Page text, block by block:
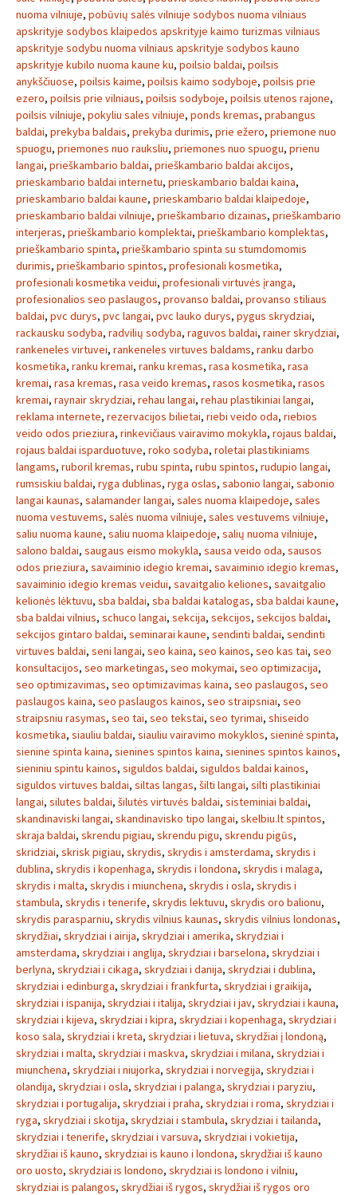
nuoma vilniuje, pobūvių salės vilniuje sodybos nuoma vilniaus
apskrityje sodybos klaipedos apskrityje kaimo turizmas vilniaus
apskrityje sodybu nuoma vilniaus apskrityje sodybos kauno
apskrityje kubilo nuoma kaune ku, poilsio baldai, poilsis
anykščiuose, poilsis kaime, poilsis kaimo sodyboje, poilsis prie
ezero, poilsis prie vilniaus, poilsis sodyboje, poilsis utenos rajone,
poilsis vilniuje, pokyliu sales vilniuje, ponds kremas, prabangus
baldai, prekyba baldais, prekyba durimis, prie ežero, priemone nuo
spuogu, priemones nuo rauksliu, priemones nuo spuogu, prienu
langai, prieškambario baldai, prieškambario baldai akcijos,
prieskambario baldai internetu, prieskambario baldai kaina,
prieskambario baldai kaune, prieskambario baldai klaipedoje,
prieskambario baldai vilniuje, prieškambario dizainas, prieškambario
interjeras, prieškambario komplektai, prieškambario komplektas,
prieškambario spinta, prieškambario spinta su stumdomomis
durimis, prieškambario spintos, profesionali kosmetika,
profesionali kosmetika veidui, profesionali virtuvės įranga,
profesionalios seo paslaugos, provanso baldai, provanso stiliaus
baldai, pvc durys, pvc langai, pvc lauko durys, pygus skrydziai,
rackausku sodyba, radvilių sodyba, raguvos baldai, rainer skrydziai,
rankeneles virtuvei, rankeneles virtuves baldams, ranku darbo
kosmetika, ranku kremai, ranku kremas, rasa kosmetika, rasa
kremai, rasa kremas, rasa veido kremas, rasos kosmetika, rasos
kremai, raynair skrydziai, rehau langai, rehau plastikiniai langai,
reklama internete, rezervacijos bilietai, riebi veido oda, riebios
veido odos prieziura, rinkevičiaus vairavimo mokykla, rojaus baldai,
rojaus baldai isparduotuve, roko sodyba, roletai plastikiniams
langams, ruboril kremas, rubu spinta, rubu spintos, rudupio langai,
rumsiskiu baldai, ryga dublinas, ryga oslas, sabonio langai, sabonio
langai kaunas, salamander langai, sales nuoma klaipedoje, sales
nuoma vestuvems, salės nuoma vilniuje, sales vestuvems vilniuje,
saliu nuoma kaune, saliu nuoma klaipedoje, salių nuoma vilniuje,
salono baldai, saugaus eismo mokykla, sausa veido oda, sausos
odos prieziura, savaiminio idegio kremai, savaiminio idegio kremas,
savaiminio idegio kremas veidui, savaitgalio keliones, savaitgalio
kelionės lėktuvu, sba baldai, sba baldai katalogas, sba baldai kaune,
sba baldai vilnius, schuco langai, sekcija, sekcijos, sekcijos baldai,
sekcijos gintaro baldai, seminarai kaune, sendinti baldai, sendinti
virtuves baldai, seni langai, seo kaina, seo kainos, seo kas tai, seo
konsultacijos, seo marketingas, seo mokymai, seo optimizacija,
seo optimizavimas, seo optimizavimas kaina, seo paslaugos, seo
paslaugos kaina, seo paslaugos kainos, seo straipsniai, seo
straipsniu rasymas, seo tai, seo tekstai, seo tyrimai, shiseido
kosmetika, siauliu baldai, siauliu vairavimo mokyklos, sieninė spinta,
sienine spinta kaina, sienines spintos kaina, sienines spintos kainos,
sieniniu spintu kainos, siguldos baldai, siguldos baldai kainos,
siguldos virtuves baldai, siltas langas, šilti langai, silti plastikiniai
langai, silutes baldai, šilutės virtuvės baldai, sisteminiai baldai,
skandinaviski langai, skandinavisko tipo langai, skelbiu.lt spintos,
skraja baldai, skrendu pigiau, skrendu pigu, skrendu pigūs,
skridziai, skrisk pigiau, skrydis, skrydis i amsterdama, skrydis i
dublina, skrydis i kopenhaga, skrydis i londona, skrydis i malaga,
skrydis i malta, skrydis i miunchena, skrydis i osla, skrydis i
stambula, skrydis i tenerife, skrydis lektuvu, skrydis oro balionu,
skrydis parasparniu, skrydis vilnius kaunas, skrydis vilnius londonas,
skrydžiai, skrydziai i airija, skrydziai i amerika, skrydziai i
amsterdama, skrydziai i anglija, skrydziai i barselona, skrydziai i
berlyna, skrydziai i cikaga, skrydziai i danija, skrydziai i dublina,
skrydziai i edinburga, skrydziai i frankfurta, skrydziai i graikija,
skrydziai i ispanija, skrydziai i italija, skrydziai i jav, skrydziai i kauna,
skrydziai i kijeva, skrydziai i kipra, skrydziai i kopenhaga, skrydziai i
koso sala, skrydziai i kreta, skrydziai i lietuva, skrydžiai į londoną,
skrydziai i malta, skrydziai i maskva, skrydziai i milana, skrydziai i
miunchena, skrydziai i niujorka, skrydziai i norvegija, skrydziai i
olandija, skrydziai i osla, skrydziai i palanga, skrydziai i paryziu,
skrydziai i portugalija, skrydziai i praha, skrydziai i roma, skrydziai i
ryga, skrydziai i skotija, skrydziai i stambula, skrydziai i tailanda,
skrydziai i tenerife, skrydziai i varsuva, skrydziai i vokietija,
skrydžiai iš kauno, skrydziai is kauno i londona, skrydžiai iš kauno
oro uosto, skrydziai is londono, skrydziai is londono i vilniu,
skrydziai is palangos, skrydžiai iš rygos, skrydžiai iš rygos oro